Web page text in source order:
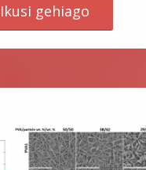
Ikusi gehiago